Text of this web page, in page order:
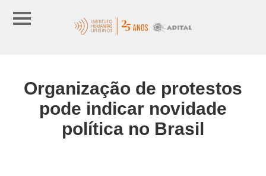
Organização de protestos
pode indicar novidade
política no Brasil